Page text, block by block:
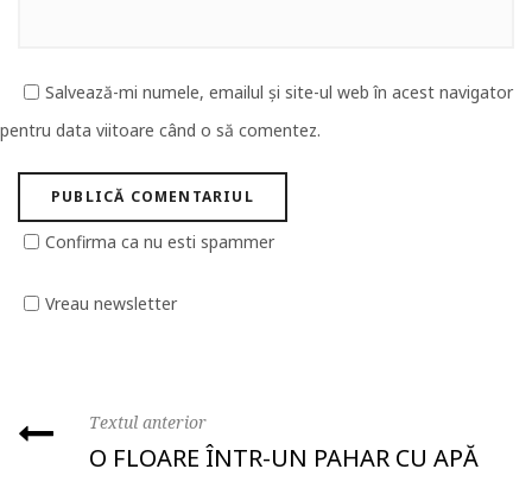
Salvează-mi numele, emailul și site-ul web în acest navigator
pentru data viitoare când o să comentez.
Confirma ca nu esti spammer
Vreau newsletter
Textul anterior
O FLOARE ÎNTR-UN PAHAR CU APĂ